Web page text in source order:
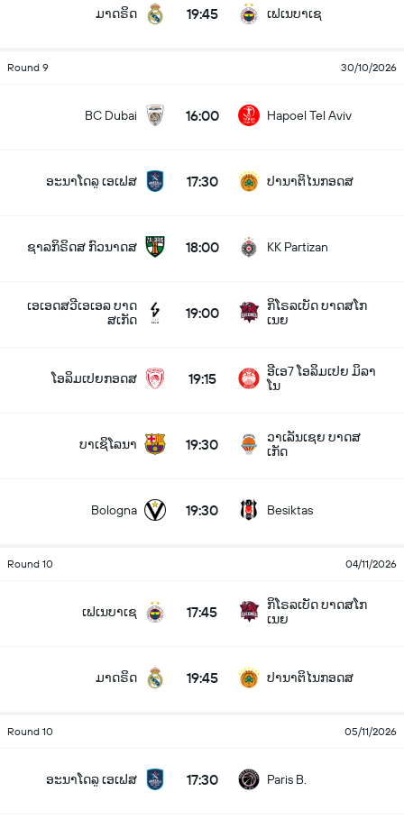
ມາດຣິດ 19:45 ເຟເນບາເຊ
Round 9 30/10/2026
BC Dubai 16:00 Hapoel Tel Aviv
ອະນາໂດລູ ເອເຟສ 17:30 ປານາຕິໄນກອດສ
ຊາລກິຣິດສ ກົວນາດສ 18:00 KK Partizan
ເອເອດສວີເອເອລ ບາດ
ສເກັດ
19:00
ກິໂຣລເບັດ ບາດສໂກ
ເນຍ
ໂອລິມເປຍກອດສ 19:15
ອີເອ7 ໂອລິມເປຍ ມິລາ
ໂນ
ບາເຊິໂລນາ 19:30
ວາເລັນເຊຍ ບາດສ
ເກັດ
Bologna 19:30 Besiktas
Round 10 04/11/2026
ເຟເນບາເຊ 17:45
ກິໂຣລເບັດ ບາດສໂກ
ເນຍ
ມາດຣິດ 19:45 ປານາຕິໄນກອດສ
Round 10 05/11/2026
ອະນາໂດລູ ເອເຟສ 17:30 Paris B.